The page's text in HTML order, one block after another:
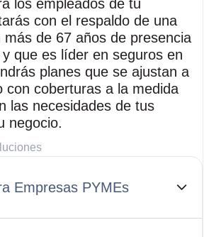
los empleados de tu
con el respaldo de una
más de 67 años de presencia
que es líder en seguros en
planes que se ajustan a
con coberturas a la medida
las necesidades de tus
negocio.
Empresas PYMEs